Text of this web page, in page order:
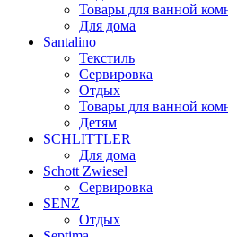
Товары для ванной
Для дома
Santalino
Текстиль
Сервировка
Отдых
Товары для ванной
Детям
SCHLITTLER
Для дома
Schott Zwiesel
Сервировка
SENZ
Отдых